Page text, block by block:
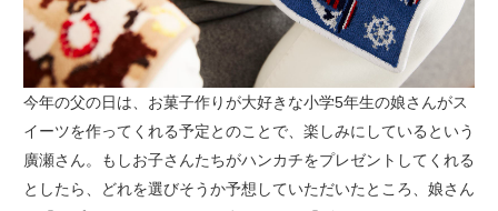
今年の父の日は、お菓子作りが大好きな小学5年生の娘さんがス
イーツを作ってくれる予定とのことで、楽しみにしているという
廣瀬さん。もしお子さんたちがハンカチをプレゼントしてくれる
としたら、どれを選びそうか予想していただいたところ、娘さん